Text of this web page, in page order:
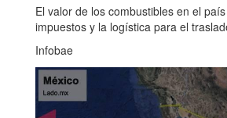
El valor de los combustibles en el
impuestos y la logística para el
Infobae